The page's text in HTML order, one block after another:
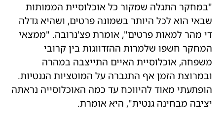
"במחקר התגלה שמקור כל אוכלוסיית הממותות
שבאי הוא לכל היותר בשמונה פרטים, ושהיא גדלה
די מהר למאות פרטים", אומרת פצ'נרובה. "ממצאי
המחקר חשפו שלמרות ההזדווגות בין קרובי
משפחה, אוכלוסיית האיים התייצבה במהרה
ובמרוצת הזמן אף התגברה על המוטציות הגנטיות.
הופתעתי מאוד להיווכח עד כמה האוכלוסייה נראתה
יציבה מבחינה גנטית", היא אומרת.